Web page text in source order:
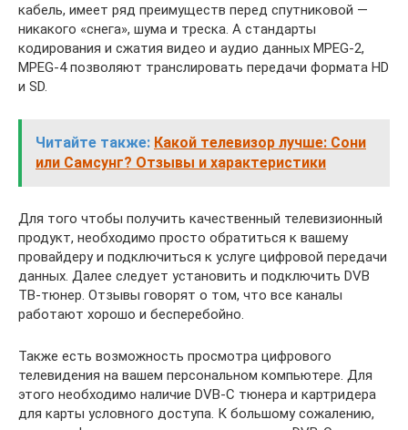
кабель, имеет ряд преимуществ перед спутниковой —
никакого «снега», шума и треска. А стандарты
кодирования и сжатия видео и аудио данных MPEG-2,
MPEG-4 позволяют транслировать передачи формата HD
и SD.
Читайте также: Какой телевизор лучше: Сони
или Самсунг? Отзывы и характеристики
Для того чтобы получить качественный телевизионный
продукт, необходимо просто обратиться к вашему
провайдеру и подключиться к услуге цифровой передачи
данных. Далее следует установить и подключить DVB
ТВ-тюнер. Отзывы говорят о том, что все каналы
работают хорошо и бесперебойно.
Также есть возможность просмотра цифрового
телевидения на вашем персональном компьютере. Для
этого необходимо наличие DVB-C тюнера и картридера
для карты условного доступа. К большому сожалению,